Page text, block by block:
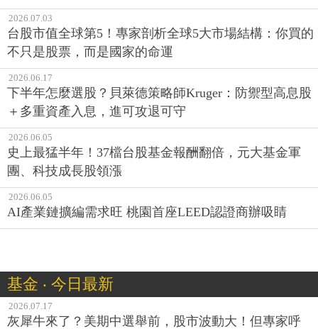
2026.07.03
台股市值全球第5！專家剖析全球5大市場結構：你買的
不只是股票，而是國家的命運
2026.06.17
下半年怎麼選股？貝萊德策略師Kruger：防禦型高息股
＋多重資產入息，進可攻退可守
2026.06.05
史上最猛半年！37檔台股基金報酬翻倍，元大基金軍
團、科技成長股領漲
2026.06.05
AI產業鏈擴編需求旺 桃園首座LEED認證商辦吸睛
基金 ‧ 今日最新
2026.07.17
灰犀牛來了？美期中選舉前，股市波動大！但專家呼